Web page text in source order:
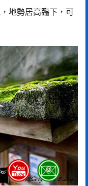
地勢居高臨下，可